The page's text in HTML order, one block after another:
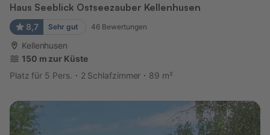
Haus Seeblick Ostseezauber Kellenhusen
8,7 Sehr gut 46 Bewertungen
Kellenhusen
150 m zur Küste
Platz für 5 Pers.
2 Schlafzimmer 89 m²